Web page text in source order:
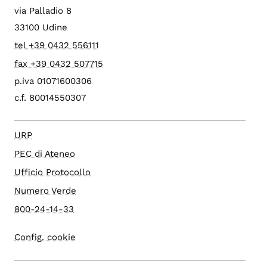
via Palladio 8
33100 Udine
tel +39 0432 556111
fax +39 0432 507715
p.iva 01071600306
c.f. 80014550307
URP
PEC di Ateneo
Ufficio Protocollo
Numero Verde
800-24-14-33
Config. cookie